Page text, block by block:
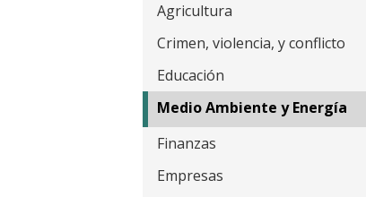
Agricultura
Crimen, violencia, y conflicto
Educación
Medio Ambiente y Energía
Finanzas
Empresas